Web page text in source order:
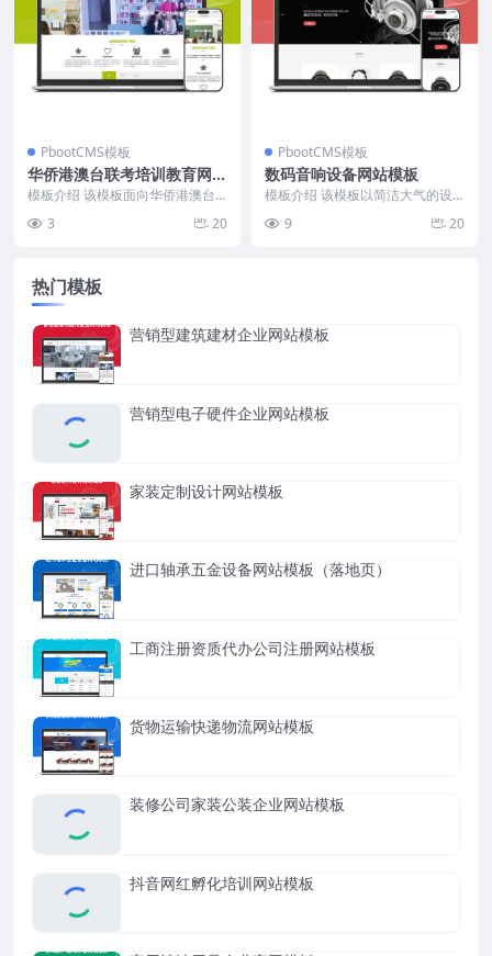
PbootCMS模板
华侨港澳台联考培训教育网站
模板
模板介绍 该模板面向华侨港澳台
联考培训行业，采用蓝白配色为主
色调，整体布局规整，...
3 20
PbootCMS模板
数码音响设备网站模板
模板介绍 该模板以简洁大气的设
计风格为主，突出产品展示与品牌
形象。首页采用大幅横...
9 20
热门模板
营销型建筑建材企业网站模板
营销型电子硬件企业网站模板
家装定制设计网站模板
进口轴承五金设备网站模板（落地页）
工商注册资质代办公司注册网站模板
货物运输快递物流网站模板
装修公司家装公装企业网站模板
抖音网红孵化培训网站模板